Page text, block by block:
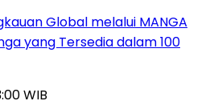
Global melalui MANGA
yang Tersedia dalam 100
WIB